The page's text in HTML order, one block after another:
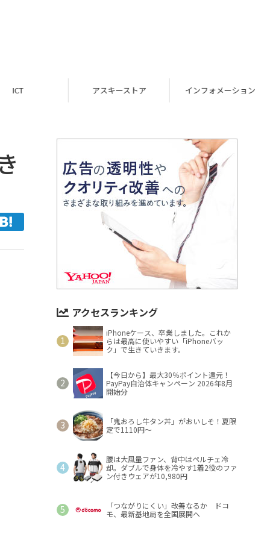
ICT アスキーストア インフォメーション
アクセスランキング
iPhoneケース、卒業しました。これか
らは最高に使いやすい「iPhoneバッ
ク」で生きていきます。
【今日から】最大30％ポイント還元！
PayPay自治体キャンペーン 2026年8月
開始分
「鬼おろし牛タン丼」がおいしそ！夏限
定で1110円～
腰は大風量ファン、背中はペルチェ冷
却。ダブルで身体を冷やす1着2役のファ
ン付きウェアが10,980円
「つながりにくい」改善なるか ドコ
モ、最新基地局を全国展開へ